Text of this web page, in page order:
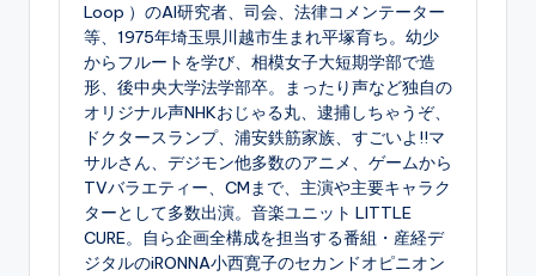
Loop ）のAI研究者、司会、法律コメンテーター
等、1975年埼玉県川越市生まれ平塚育ち。幼少
からフルートを学び、相模女子大短期学部で造
形、後中央大学法学部卒。まったり声など独自の
オリジナル声NHKおじゃる丸、逮捕しちゃうぞ、
ドクタースランプ、浦安鉄筋家族、すごいよ!!マ
サルさん、デジモン他多数のアニメ、ゲームから
TVバラエティー、CMまで、主演や主要キャラク
ターとして多数出演。音楽ユニット LITTLE
CURE。自ら企画全構成を担当する番組・産経デ
ジタルのiRONNA小西寛子のセカンドオピニオン